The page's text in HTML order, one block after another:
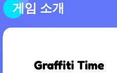
게임 소개
Graffiti Time